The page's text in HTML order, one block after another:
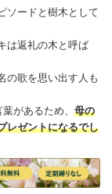
ソードと樹木として
は返礼の木と呼ば
の歌を思い出す人も
があるため、 母の
レゼントになるでし